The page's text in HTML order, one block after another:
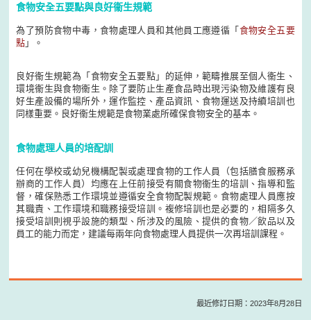
食物安全五要點與良好衞生規範
為了預防食物中毒，食物處理人員和其他員工應遵循「食物安全五要
點 」。
良好衞生規範為「食物安全五要點」的延伸，範疇推展至個人衞生、
環境衞生與食物衞生。除了要防止生產食品時出現污染物及維護有良
好生產設備的場所外，運作監控、產品資訊、食物運送及持續培訓也
同樣重要。良好衞生規範是食物業處所確保食物安全的基本。
食物處理人員的培配訓
任何在學校或幼兒機構配製或處理食物的工作人員（包括膳食服務承
辦商的工作人員）均應在上任前接受有關食物衞生的培訓、指導和監
督，確保熟悉工作環境並遵循安全食物配製規範。食物處理人員應按
其職責、工作環境和職務接受培訓。複修培訓也是必要的，相隔多久
接受培訓則視乎設施的類型、所涉及的風險、提供的食物／飲品以及
員工的能力而定，建議每兩年向食物處理人員提供一次再培訓課程。
最近修訂日期：2023年8月28日